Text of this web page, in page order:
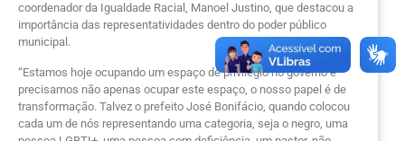
coordenador da Igualdade Racial, Manoel Justino, que destacou a
importância das representatividades dentro do poder público
municipal.
“Estamos hoje ocupando um espaço de privilégio no governo e
precisamos não apenas ocupar este espaço, o nosso papel é de
transformação. Talvez o prefeito José Bonifácio, quando colocou
cada um de nós representando uma categoria, seja o negro, uma